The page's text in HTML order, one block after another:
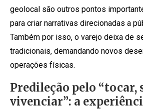
geolocal são outros pontos
para criar narrativas direcionadas a
Também por isso, o varejo deixa de
tradicionais, demandando novos
operações físicas.
Predileção pelo “tocar,
vivenciar”: a